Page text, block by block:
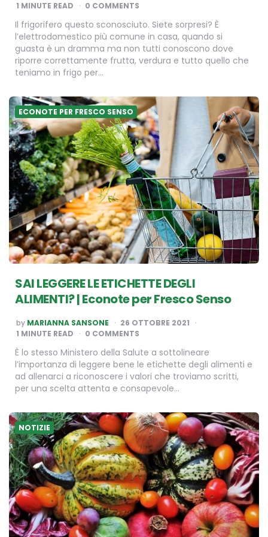
1 MINUTE READ 0 COMMENTS
Il frigorifero questo sconosciuto. Siete sorpresi? È
l’elettrodomestico più comune in casa, quando si
guasta è un dramma ma non tutti conoscono dove
riporre correttamente frutta, verdura e tutto quello che
teniamo in frigo per…
ECONOTE PER FRESCO SENSO
SAI LEGGERE LE ETICHETTE DEGLI
ALIMENTI? | Econote per Fresco Senso
POSTED
BY
by MARIANNA SANSONE
26 OTTOBRE 2021
1 MINUTE READ 0 COMMENTS
È lo stesso Ministero della Salute a sottolineare
l’importanza di leggere bene le etichette degli alimenti e
ad allenarci a riconoscere i valori che troviamo scritti,
per una scelta attenta e consapevole…
NOTIZIE